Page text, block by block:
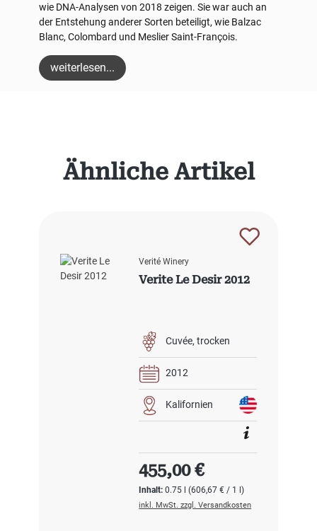
Produktgalerie überspringen
Ähnliche Artikel
Verité Winery
Verite Le Desir 2012
Cuvée trocken
2012
Kalifornien
Inhalt:0.75 l(606,67 € / 1 l)
Regulärer Preis:
455,00 €
inkl. MwSt. zzgl. Versandkosten
wie DNA-Analysen von 2018 zeigen. Sie war auch an
der Entstehung anderer Sorten beteiligt, wie Balzac
Blanc, Colombard und Meslier Saint-François.
weiterlesen...